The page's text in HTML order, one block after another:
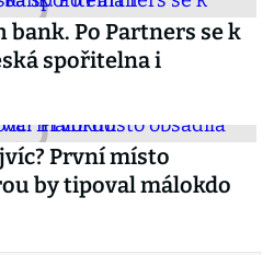
bank. Po Partners se k
spořitelna i
První místo
by tipoval málokdo